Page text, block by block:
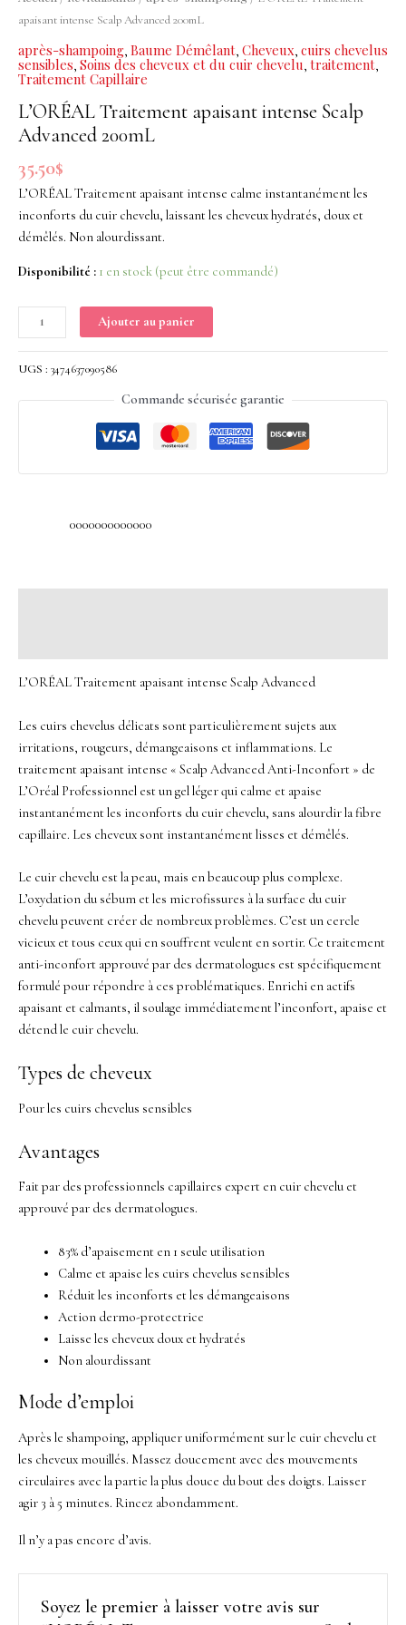
apaisant intense Scalp Advanced 200mL
après-shampoing, Baume Démêlant, Cheveux, cuirs chevelus
sensibles, Soins des cheveux et du cuir chevelu, traitement,
Traitement Capillaire
L’ORÉAL Traitement apaisant intense Scalp
Advanced 200mL
35.50$
L’ORÉAL Traitement apaisant intense calme instantanément les
inconforts du cuir chevelu, laissant les cheveux hydratés, doux et
démêlés. Non alourdissant.
Disponibilité : 1 en stock (peut être commandé)
Advanced
200mL
Ajouter au panier
UGS : 3474637090586
Commande sécurisée garantie
0000000000000
L’ORÉAL Traitement apaisant intense Scalp Advanced
Les cuirs chevelus délicats sont particulièrement sujets aux
irritations, rougeurs, démangeaisons et inflammations. Le
traitement apaisant intense « Scalp Advanced Anti-Inconfort » de
L’Oréal Professionnel est un gel léger qui calme et apaise
instantanément les inconforts du cuir chevelu, sans alourdir la fibre
capillaire. Les cheveux sont instantanément lisses et démêlés.
Le cuir chevelu est la peau, mais en beaucoup plus complexe.
L’oxydation du sébum et les microfissures à la surface du cuir
chevelu peuvent créer de nombreux problèmes. C’est un cercle
vicieux et tous ceux qui en souffrent veulent en sortir. Ce traitement
anti-inconfort approuvé par des dermatologues est spécifiquement
formulé pour répondre à ces problématiques. Enrichi en actifs
apaisant et calmants, il soulage immédiatement l’inconfort, apaise et
détend le cuir chevelu.
Types de cheveux
Pour les cuirs chevelus sensibles
Avantages
Fait par des professionnels capillaires expert en cuir chevelu et
approuvé par des dermatologues.
83% d’apaisement en 1 seule utilisation
Calme et apaise les cuirs chevelus sensibles
Réduit les inconforts et les démangeaisons
Action dermo-protectrice
Laisse les cheveux doux et hydratés
Non alourdissant
Mode d’emploi
Après le shampoing, appliquer uniformément sur le cuir chevelu et
les cheveux mouillés. Massez doucement avec des mouvements
circulaires avec la partie la plus douce du bout des doigts. Laisser
agir 3 à 5 minutes. Rincez abondamment.
Il n’y a pas encore d’avis.
Soyez le premier à laisser votre avis sur